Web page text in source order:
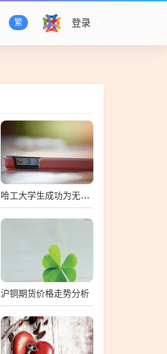
登录
繁
哈工大学生成功为无人机安装机械臂，创新技术展现新应用
沪铜期货价格走势分析